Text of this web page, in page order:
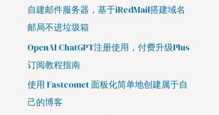
自建邮件服务器，基于iRedMail搭建域名
邮局不进垃圾箱
OpenAI ChatGPT注册使用，付费升级Plus
订阅教程指南
使用 Fastcomet 面板化简单地创建属于自
己的博客